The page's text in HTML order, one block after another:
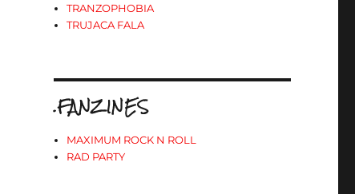
TRANZOPHOBIA
TRUJACA FALA
.FANZINES
MAXIMUM ROCK N ROLL
RAD PARTY